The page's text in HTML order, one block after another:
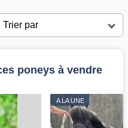
poneys à vendre
A LA UNE